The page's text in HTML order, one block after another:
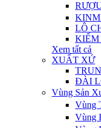
LÔ
KIẾM
Xem tất cả
XUẤT XỨ
ĐÀI
Vùng Sản
Vùng
Vùng